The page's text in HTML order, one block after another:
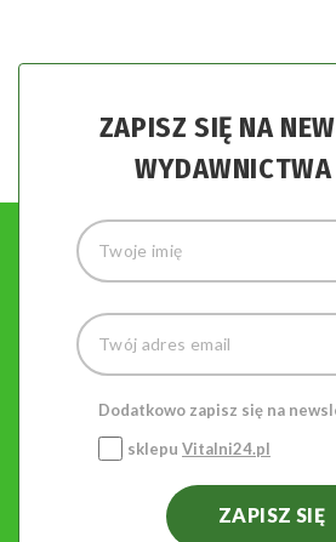
ZAPISZ SIĘ NA
Dodatkowo zapisz się na
sklepu Vitalni24.pl
ZAPISZ SIĘ